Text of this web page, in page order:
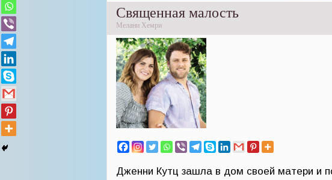
Священная малость
Мелани Хемри
Дженни Кутц зашла в дом своей матери и